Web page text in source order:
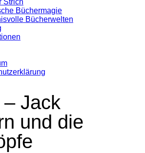
Strich
Büchermagie
Bücherwelten
Jack
und die